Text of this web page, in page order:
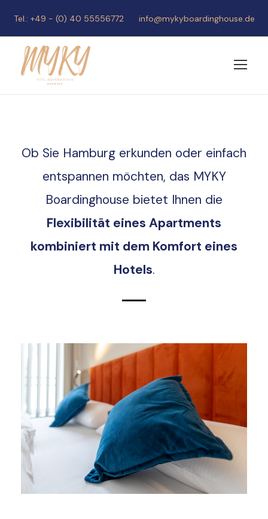
Tel.: +49 - (0) 40 55556772 info@mykyboardinghouse.de
Ob Sie Hamburg erkunden oder einfach
entspannen möchten, das MYKY
Boardinghouse bietet Ihnen die
Flexibilität eines Apartments
kombiniert mit dem Komfort eines
Hotels.